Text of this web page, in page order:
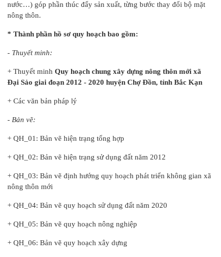
nước…) góp phần thúc đẩy sản xuất, từng bước thay đổi bộ mặt
nông thôn.
* Thành phần hồ sơ quy hoạch bao gồm:
- Thuyết minh:
+ Thuyết minh Quy hoạch chung xây dựng nông thôn mới xã
Đại Sảo giai đoạn 2012 - 2020 huyện Chợ Đồn, tỉnh Bắc Kạn
+ Các văn bản pháp lý
- Bản vẽ:
+ QH_01: Bản vẽ hiện trạng tổng hợp
+ QH_02: Bản vẽ hiện trạng sử dụng đất năm 2012
+ QH_03: Bản vẽ định hướng quy hoạch phát triển không gian xã
nông thôn mới
+ QH_04: Bản vẽ quy hoạch sử dụng đất năm 2020
+ QH_05: Bản vẽ quy hoạch nông nghiệp
+ QH_06: Bản vẽ quy hoạch xây dựng